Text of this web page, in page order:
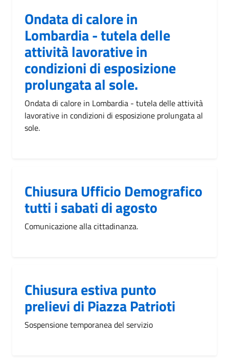
Ondata di calore in
Lombardia - tutela delle
attività lavorative in
condizioni di esposizione
prolungata al sole.
Ondata di calore in Lombardia - tutela delle attività
lavorative in condizioni di esposizione prolungata al
sole.
Chiusura Ufficio Demografico
tutti i sabati di agosto
Comunicazione alla cittadinanza.
Chiusura estiva punto
prelievi di Piazza Patrioti
Sospensione temporanea del servizio